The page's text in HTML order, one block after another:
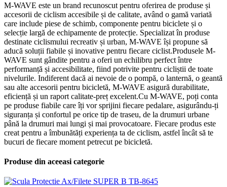
M-WAVE este un brand recunoscut pentru oferirea de produse și
accesorii de ciclism accesibile și de calitate, având o gamă variată
care include piese de schimb, componente pentru biciclete și o
selecție largă de echipamente de protecție. Specializat în produse
destinate ciclismului recreativ și urban, M-WAVE își propune să
aducă soluții fiabile și inovative pentru fiecare ciclist.Produsele M-
WAVE sunt gândite pentru a oferi un echilibru perfect între
performanță și accesibilitate, fiind potrivite pentru cicliștii de toate
nivelurile. Indiferent dacă ai nevoie de o pompă, o lanternă, o geantă
sau alte accesorii pentru bicicletă, M-WAVE asigură durabilitate,
eficiență și un raport calitate-preț excelent.Cu M-WAVE, poți conta
pe produse fiabile care îți vor sprijini fiecare pedalare, asigurându-ți
siguranța și confortul pe orice tip de traseu, de la drumuri urbane
până la drumuri mai lungi și mai provocatoare. Fiecare produs este
creat pentru a îmbunătăți experiența ta de ciclism, astfel încât să te
bucuri de fiecare moment petrecut pe bicicletă.
Produse din aceeasi categorie